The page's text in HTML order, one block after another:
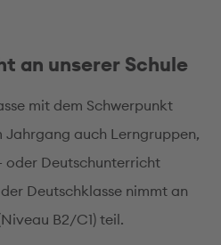
an unserer Schule
mit dem Schwerpunkt
Jahrgang auch Lerngruppen,
oder Deutschunterricht
Deutschklasse nimmt an
B2/C1) teil.